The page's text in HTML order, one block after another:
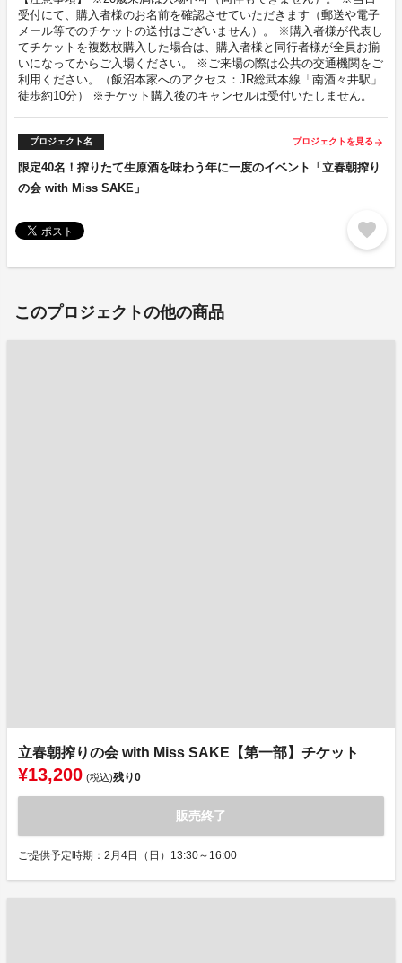
受付にて、購入者様のお名前を確認させていただきます（郵送や電子
メール等でのチケットの送付はございません）。 ※購入者様が代表し
てチケットを複数枚購入した場合は、購入者様と同行者様が全員お揃
いになってからご入場ください。 ※ご来場の際は公共の交通機関をご
利用ください。（飯沼本家へのアクセス：JR総武本線「南酒々井駅」
徒歩約10分） ※チケット購入後のキャンセルは受付いたしません。
プロジェクト名 プロジェクトを見る arrow_forward
限定40名！搾りたて生原酒を味わう年に一度のイベント「立春朝搾り
の会 with Miss SAKE」
favorite
このプロジェクトの他の商品
立春朝搾りの会 with Miss SAKE【第一部】チケット
¥13,200 (税込)残り0
販売終了
ご提供予定時期：2月4日（日）13:30～16:00